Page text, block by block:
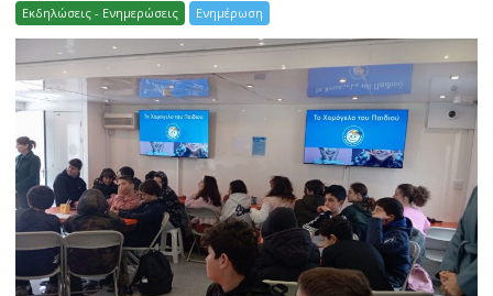
Εκδηλώσεις - Ενημερώσεις Ενημέρωση